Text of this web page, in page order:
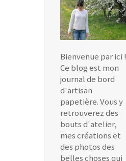
Bienvenue par ici !
Ce blog est mon
journal de bord
d'artisan
papetière. Vous y
retrouverez des
bouts d'atelier,
mes créations et
des photos des
belles choses qui